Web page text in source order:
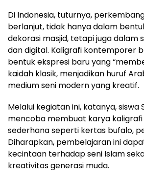
Di Indonesia, tuturnya,
berlanjut, tidak hanya dalam
dekorasi masjid, tetapi juga dalam
dan digital. Kaligrafi kontemporer
bentuk ekspresi baru yang
kaidah klasik, menjadikan huruf
medium seni modern yang kreatif.
Melalui kegiatan ini, katanya, siswa
mencoba membuat karya
sederhana seperti kertas bufalo,
Diharapkan, pembelajaran ini
kecintaan terhadap seni Islam
kreativitas generasi muda.